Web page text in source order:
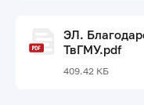
ЭЛ.
ТвГМУ.pdf
409.42 КБ